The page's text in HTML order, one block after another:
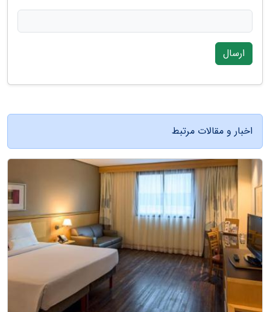
ارسال
اخبار و مقالات مرتبط